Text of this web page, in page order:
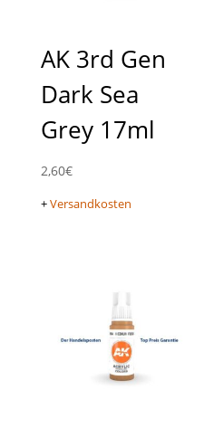
AK 3rd Gen
Dark Sea
Grey 17ml
2,60€
+Versandkosten